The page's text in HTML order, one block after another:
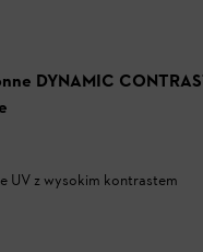
DYNAMIC
UV z wysokim kontrastem